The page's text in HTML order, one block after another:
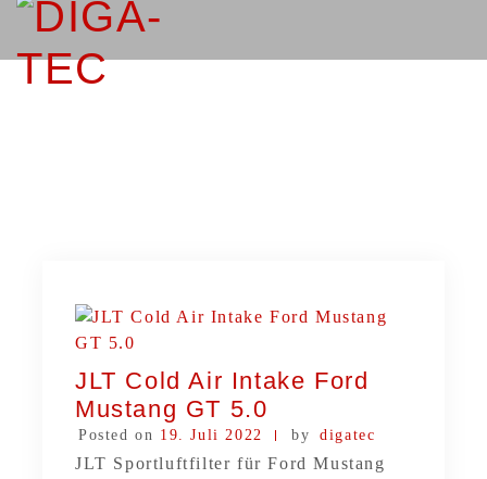
JLT Cold Air Intake Ford
Mustang GT 5.0
Posted on 19. Juli 2022 by digatec
JLT Sportluftfilter für Ford Mustang